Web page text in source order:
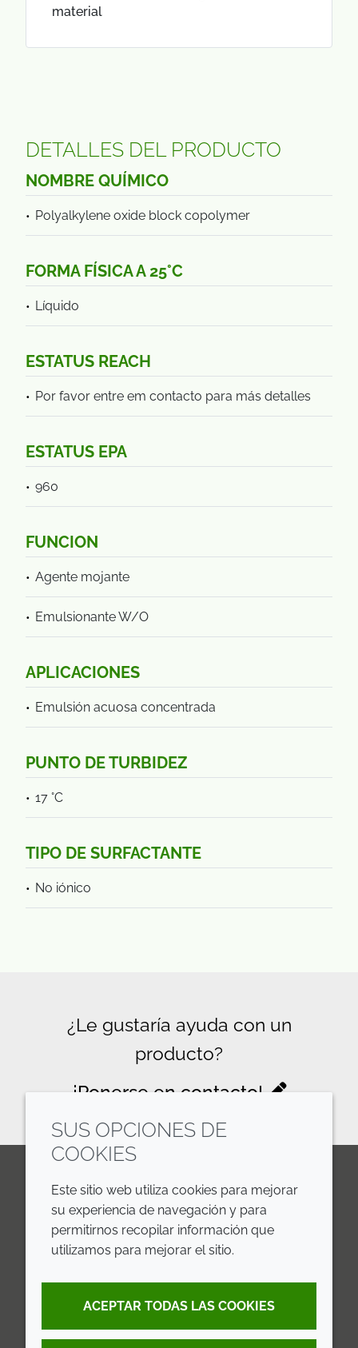
material
DETALLES DEL PRODUCTO
NOMBRE QUÍMICO
Polyalkylene oxide block copolymer
FORMA FÍSICA A 25°C
Líquido
ESTATUS REACH
Por favor entre em contacto para más detalles
ESTATUS EPA
960
FUNCION
Agente mojante
Emulsionante W/O
APLICACIONES
Emulsión acuosa concentrada
PUNTO DE TURBIDEZ
17 °C
TIPO DE SURFACTANTE
No iónico
¿Le gustaría ayuda con un
producto?
¡Ponerse en contacto!
LinkedInYoutubeLine
EMPRESA
Annual Report
Sustainability Report
Croda.com
Terms and Conditions
Privacy Policy
Accessibility
SUS OPCIONES DE
COOKIES
Este sitio web utiliza cookies para mejorar
su experiencia de navegación y para
permitirnos recopilar información que
utilizamos para mejorar el sitio.
ACEPTAR TODAS LAS COOKIES